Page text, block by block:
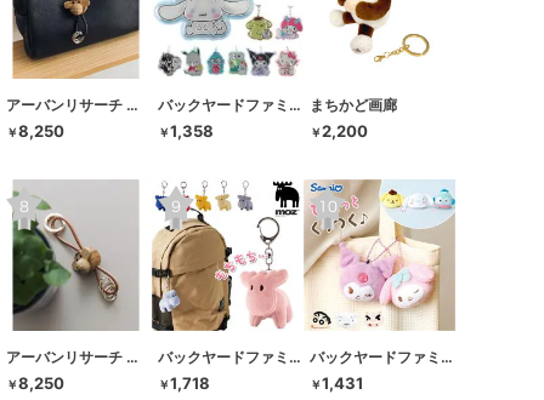
アーバンリサーチ ドアーズ
￥8,250
バックヤードファミリー
￥1,358
まちかど画廊
￥2,200
アーバンリサーチ ドアーズ
￥8,250
バックヤードファミリー
￥1,718
バックヤードファミリー
￥1,431